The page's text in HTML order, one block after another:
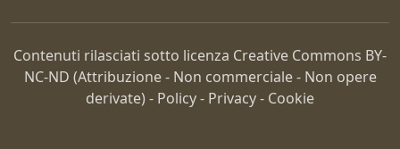
Contenuti rilasciati sotto licenza Creative Commons BY-
NC-ND (Attribuzione - Non commerciale - Non opere
derivate) - Policy- Privacy- Cookie